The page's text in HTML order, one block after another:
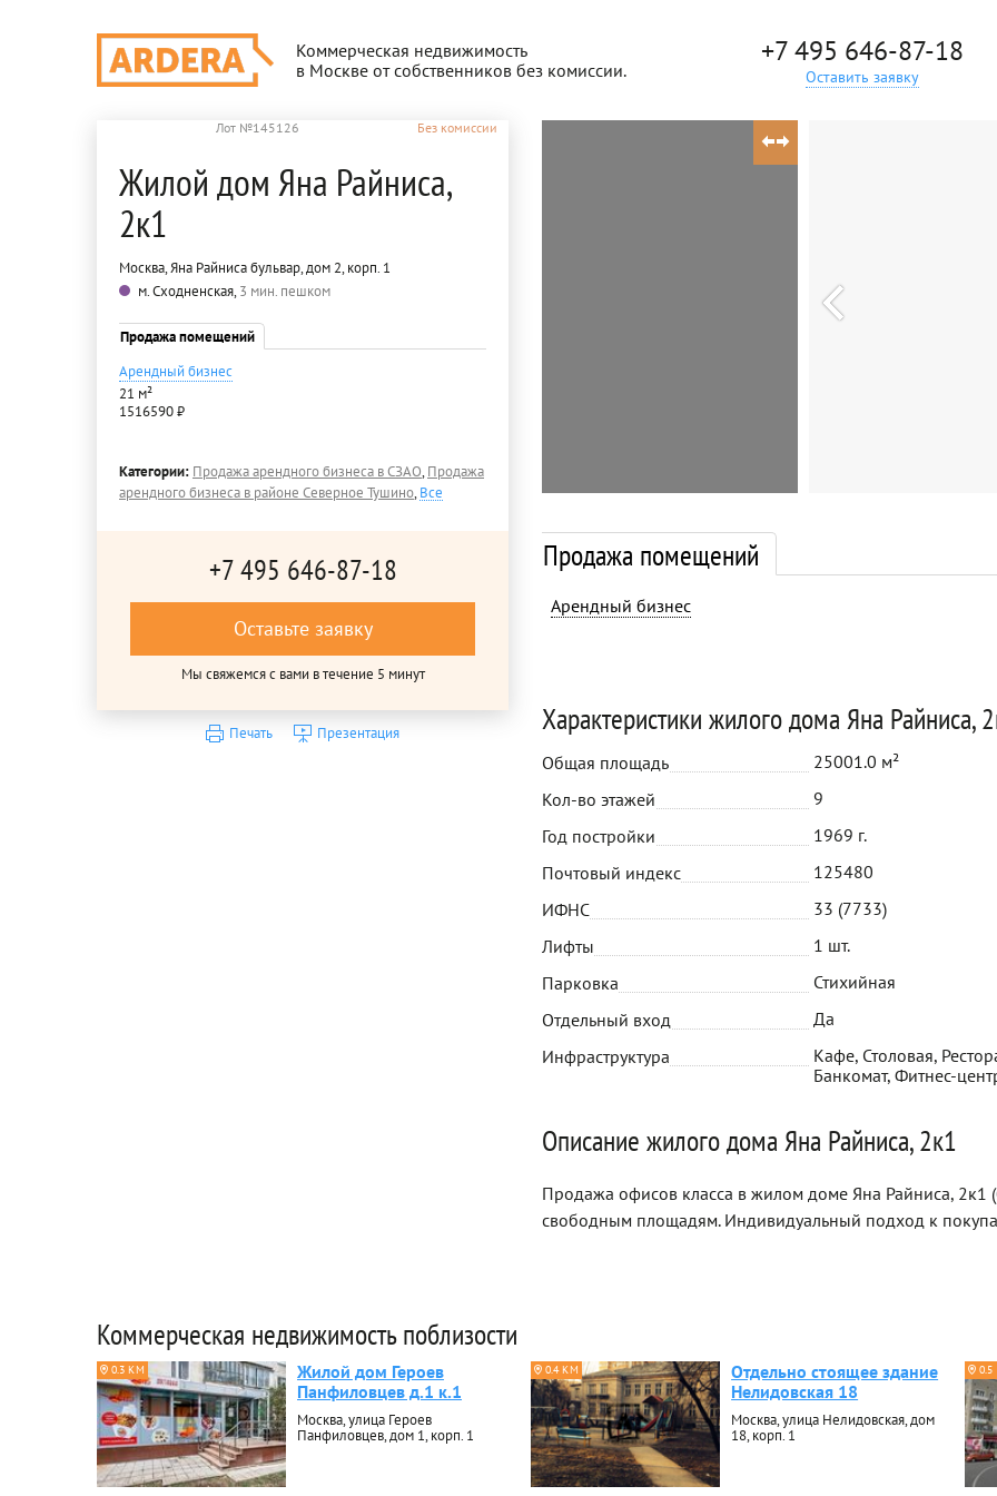
Коммерческая недвижимость
в Москве от собственников без комиссии.
+7 495 646-87-18
Оставить заявку
Лот №145126 Без комиссии
Жилой дом Яна Райниса,
2к1
Москва, Яна Райниса бульвар, дом 2, корп. 1
м. Сходненская,3 мин. пешком
Продажа помещений
Арендный бизнес
21 м²
1516590 ₽
Категории: Продажа арендного бизнеса в СЗАО,Продажа
арендного бизнеса в районе Северное Тушино,Все
+7 495 646-87-18
Оставьте заявку
Мы свяжемся с вами в течение 5 минут
Печать Презентация
Продажа помещений
Арендный бизнес
Характеристики жилого дома Яна Райниса,
Общая площадь
25001.0 м²
Кол-во этажей
9
Год постройки
1969 г.
Почтовый индекс
125480
ИФНС
33 (7733)
Лифты
1 шт.
Парковка
Стихийная
Отдельный вход
Да
Инфраструктура
Кафе, Столовая,
Банкомат, Фитнес-
Описание жилого дома Яна Райниса, 2к1
Продажа офисов класса в жилом доме Яна Райниса, 2к1
свободным площадям. Индивидуальный подход к
Коммерческая недвижимость поблизости
0.3 КМ
Жилой дом Героев
Панфиловцев д.1 к.1
Москва, улица Героев
Панфиловцев, дом 1, корп. 1
0.4 КМ
Отдельно стоящее здание
Нелидовская 18
Москва, улица Нелидовская, дом
18, корп. 1